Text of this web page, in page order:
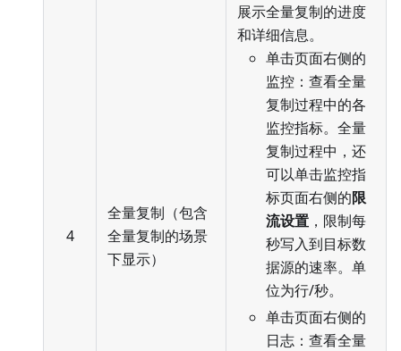
4
全量复制（包含
全量复制的场景
下显示）
展示全量复制的进度
和详细信息。
单击页面右侧的
监控：查看全量
复制过程中的各
监控指标。全量
复制过程中，还
可以单击监控指
标页面右侧的限
流设置 ，限制每
秒写入到目标数
据源的速率。单
位为行/秒。
单击页面右侧的
日志：查看全量